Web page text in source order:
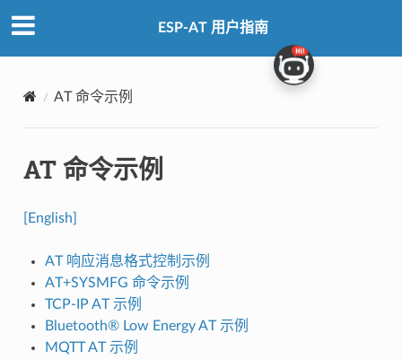
ESP-AT 用户指南
AT 命令示例
AT 命令示例
[English]
AT 响应消息格式控制示例
AT+SYSMFG 命令示例
TCP-IP AT 示例
Bluetooth® Low Energy AT 示例
MQTT AT 示例